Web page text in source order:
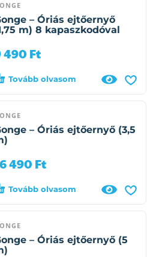
– Óriás ejtőernyő
m) 8 kapaszkodóval
490 Ft
Tovább olvasom
– Óriás ejtőernyő (3,5
490 Ft
Tovább olvasom
– Óriás ejtőernyő (5